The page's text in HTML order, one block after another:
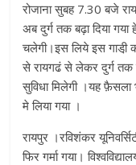
रोजाना सुबह 7.30 बजे
अब दुर्ग तक बढ़ा दिया
चलेगी।इस लिये इस गाडी़
से रायगढं से लेकर दुर्ग तक
सुविधा मिलेगी ।यह फ़ैसला
मे लिया गया ।
रायपुर ।रविशंकर
फिर गर्मा गया।